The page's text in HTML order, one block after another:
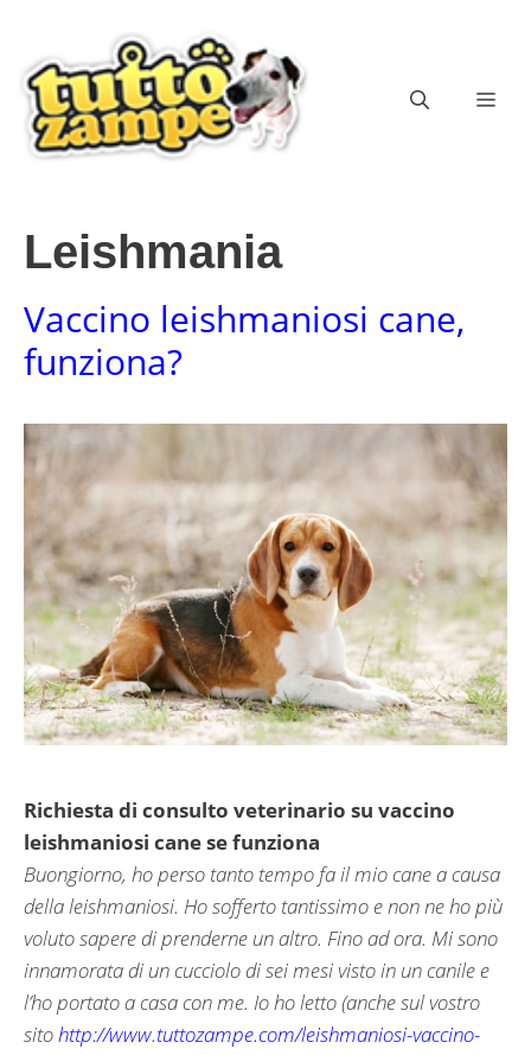
contenuto
Leishmania
Vaccino leishmaniosi cane,
funziona?
Richiesta di consulto veterinario su vaccino
leishmaniosi cane se funziona
Buongiorno, ho perso tanto tempo fa il mio cane a causa
della leishmaniosi. Ho sofferto tantissimo e non ne ho più
voluto sapere di prenderne un altro. Fino ad ora. Mi sono
innamorata di un cucciolo di sei mesi visto in un canile e
l’ho portato a casa con me. Io ho letto (anche sul vostro
sitohttp://www.tuttozampe.com/leishmaniosi-vaccino-